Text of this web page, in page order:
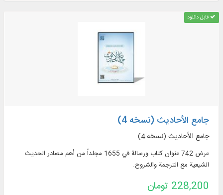
قابل دانلود
جامع الأحادیث (نسخه 4)
جامع الأحادیث (نسخه 4)
عرض 742 عنوان كتاب ورسالة في 1655 مجلداً من أهم مصادر الحديث
الشيعية مع الترجمة والشروح.
228,200 تومان